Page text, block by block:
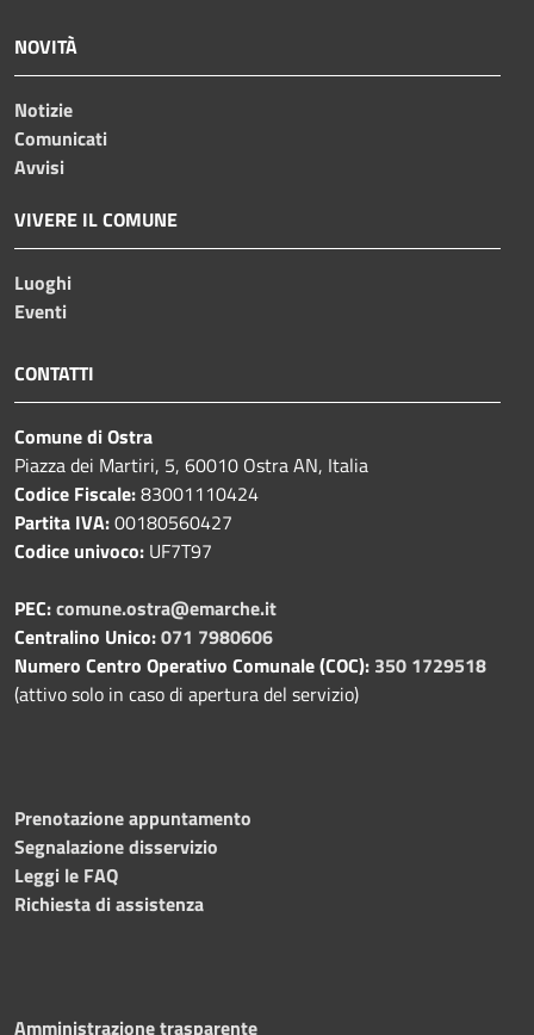
NOVITÀ
Notizie
Comunicati
Avvisi
VIVERE IL COMUNE
Luoghi
Eventi
CONTATTI
Comune di Ostra
Piazza dei Martiri, 5, 60010 Ostra AN, Italia
Codice Fiscale:83001110424
Partita IVA:00180560427
Codice univoco: UF7T97
PEC:comune.ostra@emarche.it
Centralino Unico:071 7980606
Numero Centro Operativo Comunale (COC): 350 1729518
(attivo solo in caso di apertura del servizio)
Prenotazione appuntamento
Segnalazione disservizio
Leggi le FAQ
Richiesta di assistenza
Amministrazione trasparente